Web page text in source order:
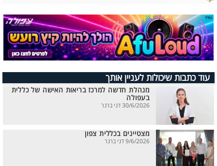
עוד כתבות שיכולות לעניין אותך
מנהלת חדשה למרכז בריאות האישה של כללית
בעפולה
30/6/2026 דני ברנר
מצטיינים בכללית צפון
9/6/2026 דני ברנר